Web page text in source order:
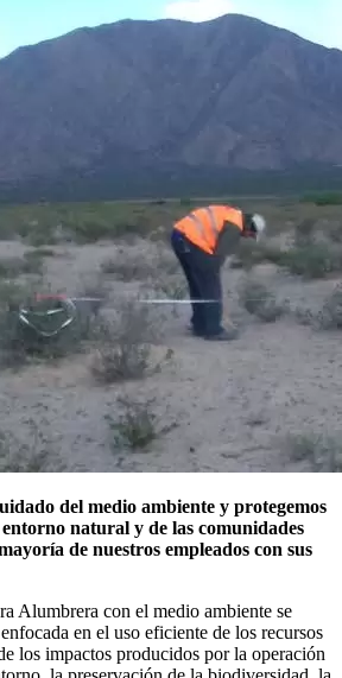
del medio ambiente y protegemos
natural y de las comunidades
de nuestros empleados con sus
Alumbrera con el medio ambiente se
en el uso eficiente de los recursos
los impactos producidos por la operación